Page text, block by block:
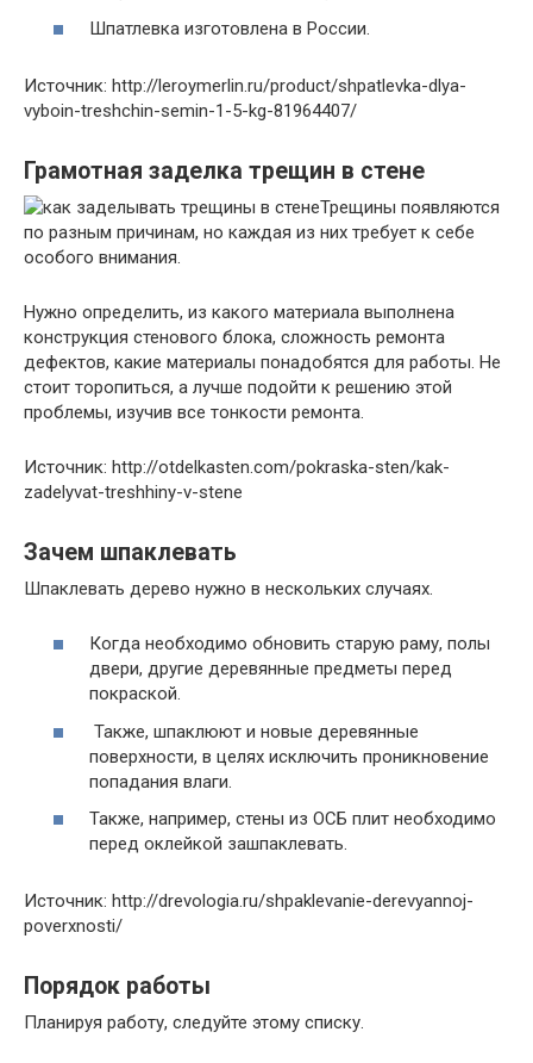
Шпатлевка изготовлена в России.
Источник: http://leroymerlin.ru/product/shpatlevka-dlya-
vyboin-treshchin-semin-1-5-kg-81964407/
Грамотная заделка трещин в стене
Трещины появляются
по разным причинам, но каждая из них требует к себе
особого внимания.
Нужно определить, из какого материала выполнена
конструкция стенового блока, сложность ремонта
дефектов, какие материалы понадобятся для работы. Не
стоит торопиться, а лучше подойти к решению этой
проблемы, изучив все тонкости ремонта.
Источник: http://otdelkasten.com/pokraska-sten/kak-
zadelyvat-treshhiny-v-stene
Зачем шпаклевать
Шпаклевать дерево нужно в нескольких случаях.
Когда необходимо обновить старую раму, полы
двери, другие деревянные предметы перед
покраской.
Также, шпаклюют и новые деревянные
поверхности, в целях исключить проникновение
попадания влаги.
Также, например, стены из ОСБ плит необходимо
перед оклейкой зашпаклевать.
Источник: http://drevologia.ru/shpaklevanie-derevyannoj-
poverxnosti/
Порядок работы
Планируя работу, следуйте этому списку.